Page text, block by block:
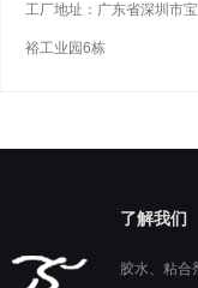
工厂地址：广东省深圳市
裕工业园6栋
了解我们
胶水、粘合